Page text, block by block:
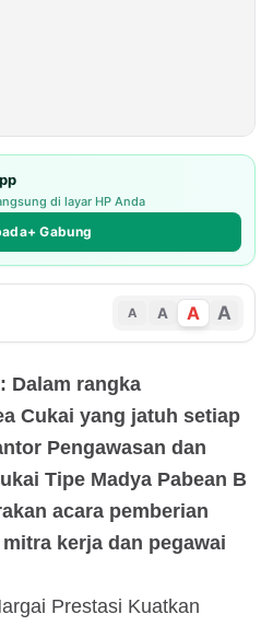
di layar HP Anda
Gabung
A A A A
Dalam rangka
Cukai yang jatuh setiap
Pengawasan dan
Tipe Madya Pabean B
acara pemberian
kerja dan pegawai
Prestasi Kuatkan